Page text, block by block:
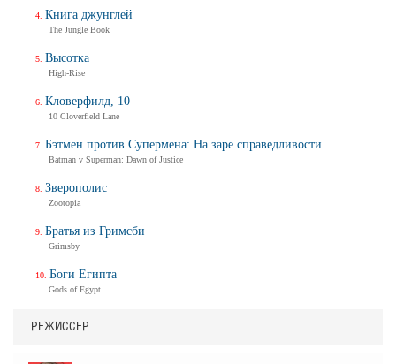
РЕЖИССЕР
Книга джунглей
The Jungle Book
Высотка
High-Rise
Кловерфилд, 10
10 Cloverfield Lane
Бэтмен против Супермена: На заре справедливости
Batman v Superman: Dawn of Justice
Зверополис
Zootopia
Братья из Гримсби
Grimsby
Боги Египта
Gods of Egypt